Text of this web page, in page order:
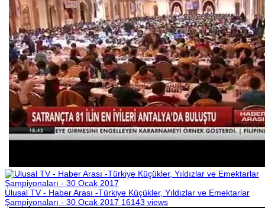
Ulusal TV - Haber Arası -Türkiye Küçükler, Yıldızlar ve Emektarlar
Şampiyonaları - 30 Ocak 2017 16143 views